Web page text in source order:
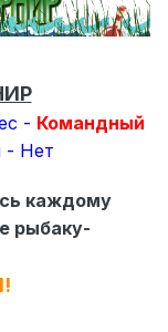
- Командный
- Нет
каждому
рыбаку-